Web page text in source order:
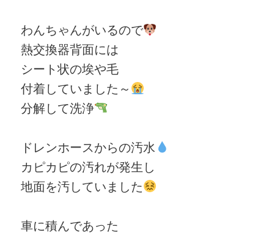
わんちゃんがいるので
熱交換器背面には
シート状の埃や毛
付着していました～
分解して洗浄
ドレンホースからの汚水
カピカピの汚れが発生し
地面を汚していました
車に積んであった